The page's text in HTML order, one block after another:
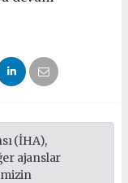
(İHA),
ajanslar